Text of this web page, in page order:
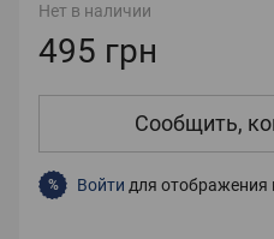
Нет в наличии
495 грн
Сообщить,
% Войти для отображения